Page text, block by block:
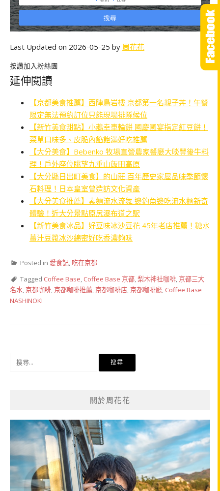
Last Updated on 2026-05-25 by 周花花
按讚加入粉絲團
延伸閱讀
【京都美食推薦】西陣鳥岩樓 京都第一名親子丼！午餐
限定無法預約訂位只能現場排隊候位
【新竹美食甜點】小鵲幸車輪餅 國慶國宴指定紅豆餅！
菜單口味多、皮脆內餡飽滿好吃推薦
【大分美食】Bebenko 牧場直營農家餐廳大啖豐後牛料
理！戶外座位眺望九重山飯田高原
【大分縣日出町美食】的山莊 百年歷史家屋品味季節懷
石料理！日本皇室曾造訪文化資產
【大分美食推薦】素麵流水流舞 邊釣魚邊吃流水麵新奇
體驗！近大分景點原尻瀑布道之駅
【新竹美食冰品】好豆味冰沙豆花 45年老店推薦！糖水
薑汁豆漿冰沙綿密好吃香濃夠味
Posted in 愛食記, 吃在京都
Tagged Coffee Base, Coffee Base 京都,梨木神社咖啡,京都三大
名水,京都咖啡,京都咖啡推薦,京都咖啡店,京都咖啡廳, Coffee Base
NASHINOKI
關於周花花